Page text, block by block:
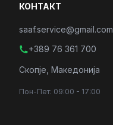
КОНТАКТ
saaf.service@gmail.com
+389 76 361 700
Скопје, Македонија
Пон-Пет: 09:00 - 17:00